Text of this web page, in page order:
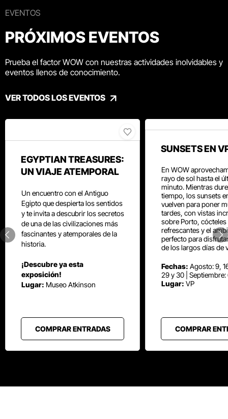
EVENTOS
PRÓXIMOS EVENTOS
Prueba el factor WOW con nuestras actividades inolvidables y
eventos llenos de conocimiento.
VER TODOS LOS EVENTOS
EGYPTIAN TREASURES:
UN VIAJE ATEMPORAL
Un encuentro con el Antiguo
Egipto que despierta los sentidos
y te invita a descubrir los secretos
de una de las civilizaciones más
fascinantes y atemporales de la
historia.
¡Descubre ya esta
exposición!
Lugar: Museo Atkinson
COMPRAR ENTRADAS
SUNSETS EN
En WOW
rayo de sol hasta el
minuto. Mientras
tiempo, los sunsets
vuelven para poner
tardes, con vistas
sobre Porto, cócteles
refrescantes y el
perfecto para
de los largos días de
Fechas: Agosto: 9,
29 y 30 |
Lugar: VP
COMPRAR